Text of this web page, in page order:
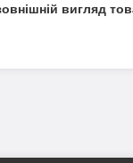
вигляд